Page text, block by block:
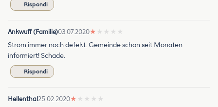
Rispondi
Ankwuff (Familie)03.07.2020★ ★ ★ ★ ★
Strom immer noch defekt. Gemeinde schon seit Monaten
informiert! Schade.
Rispondi
Hellenthal25.02.2020★ ★ ★ ★ ★